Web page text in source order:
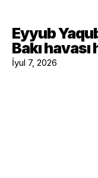
Eyyub
Bakı
İyul 7, 2026